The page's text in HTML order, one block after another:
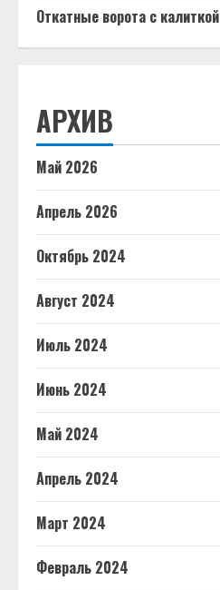
Откатные ворота с калиткой
АРХИВ
Май 2026
Апрель 2026
Октябрь 2024
Август 2024
Июль 2024
Июнь 2024
Май 2024
Апрель 2024
Март 2024
Февраль 2024